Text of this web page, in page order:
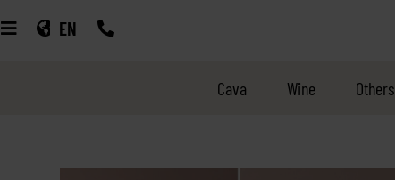
EN
Cava Wine Others